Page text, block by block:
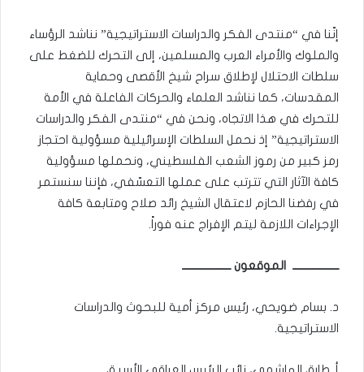
إنّنا في “منتدى الفكر والدراسات الاستراتيجية” نناشد الرؤساء
والملوك والأمراء العرب والمسلمين، إلى التحرك للضغط على
سلطات الاحتلال لإطلاق سراح شيخ الأقصى وحماية
المقدسات، كما نناشد العلماء والحركات الفاعلة في الأمة
للتحرك في هذا الاتجاه، ونحن في “منتدى الفكر والدراسات
الاستراتيجية” إذ نحمل السلطات الإسرائيلية مسؤولية احتجاز
رمز كبير من رموز الشعب الفلسطيني، ونحملها مسؤولية
كافة الآثار التي تترتب على عملها التعسّفي، فإننا سنستمر
في رفضنا الحازم لاعتقال الشيخ رائد صلاح ومتابعة كافة
الإجراءات اللازمة ليتم الإفراج عنه فوراً.
ـــــــــــــــــــ الموقعون ــــــــــــــــــــ
د. بسام ضويحي، رئيس مركز أمية للبحوث والدراسات
الاستراتيجية.
أ. طارق الهاشمي، نائب الرئيس العراقي الأسبق.